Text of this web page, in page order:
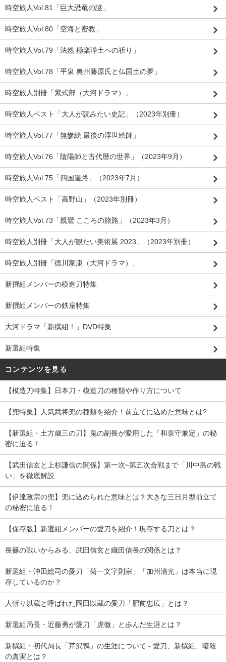
時空旅人Vol.81「巨大恐竜の謎」
時空旅人Vol.80「空海と密教」
時空旅人Vol.79「法然 極楽浄土への祈り」
時空旅人Vol.78「平泉 奥州藤原氏と仏国土の夢」
時空旅人別冊「紫式部（大河ドラマ）」
時空旅人ベスト「大人が読みたい史記」（2023年別冊）
時空旅人Vol.77「無惨絵 最後の浮世絵師」
時空旅人Vol.76「陰陽師と古代暦の世界」（2023年9月）
時空旅人Vol.75「四国遍路」（2023年7月）
時空旅人ベスト「高野山」（2023年別冊）
時空旅人Vol.73「親鸞 こころの旅路」（2023年3月）
時空旅人別冊「大人が観たい美術展 2023」（2023年別冊）
時空旅人別冊「徳川家康（大河ドラマ）」
新撰組メンバーの模造刀特集
新撰組メンバーの鉄扇特集
大河ドラマ「新撰組！」DVD特集
新選組特集
コンテンツを見る
【模造刀特集】日本刀・模造刀の種類や作り方について
【兜特集】人気武将兜の種類を紹介！前立てに込めた意味とは?
【新選組・土方歳三の刀】鬼の副長が愛用した「和泉守兼定」の秘
密に迫る！
【武田信玄と上杉謙信の関係】第一次~第五次合戦まで「川中島の戦
い」を徹底解説
【伊達政宗の兜】兜に込められた意味とは？大きな三日月型前立て
の秘密に迫る！
【保存版】新選組メンバーの愛刀を紹介！現存する刀とは？
長篠の戦いからみる、武田信玄と織田信長の関係とは？
新選組・沖田総司の愛刀「菊一文字則宗」「加州清光」は本当に現
存しているのか？
人斬り以蔵と呼ばれた岡田以蔵の愛刀「肥前忠広」とは？
新選組局長・近藤勇が愛刀「虎徹」と歩んだ生涯とは？
新撰組・初代局長「芹沢鴨」の生涯について - 愛刀、新撰組、暗殺
の真実とは？